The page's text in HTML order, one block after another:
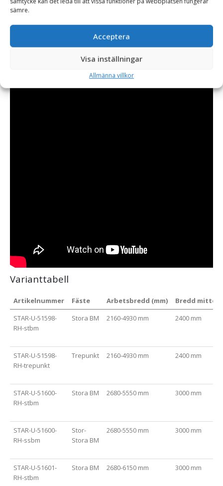
sämre.
Acceptera
Visa inställningar
Allmänna villkor
Varianttabell
Artikelnummer Fäste Arbetsbredd (mm)
Bredd
STAR-U-51598-
RH-stbm
Stora BM 2160-4930 mm 2400 mm
STAR-U-51598-
RH-trepunkt
Trepunkt 2160-4930 mm 2400 mm
STAR-U-51600-
RH-stbm
Stora BM 2680-5550 mm 3000 mm
STAR-U-51600-
RH-ssbm
Stor-
Stora BM
2680-5550 mm 3000 mm
STAR-U-51601-
RH-stbm
Stora BM 2680-6150 mm 3000 mm